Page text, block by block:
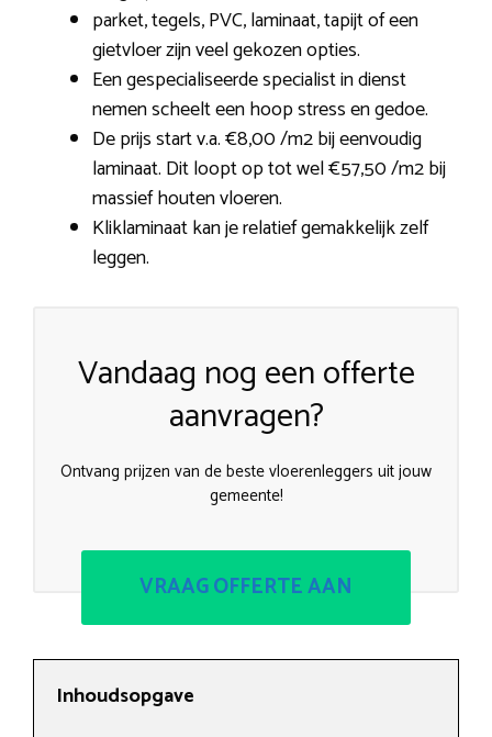
parket, tegels, PVC, laminaat, tapijt of een
gietvloer zijn veel gekozen opties.
Een gespecialiseerde specialist in dienst
nemen scheelt een hoop stress en gedoe.
De prijs start v.a. €8,00 /m2 bij eenvoudig
laminaat. Dit loopt op tot wel €57,50 /m2 bij
massief houten vloeren.
Kliklaminaat kan je relatief gemakkelijk zelf
leggen.
Vandaag nog een offerte
aanvragen?
Ontvang prijzen van de beste vloerenleggers uit jouw
gemeente!
VRAAG OFFERTE AAN
Inhoudsopgave